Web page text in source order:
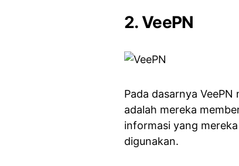
2. VeePN
Pada dasarnya
adalah mereka
informasi yang
digunakan.